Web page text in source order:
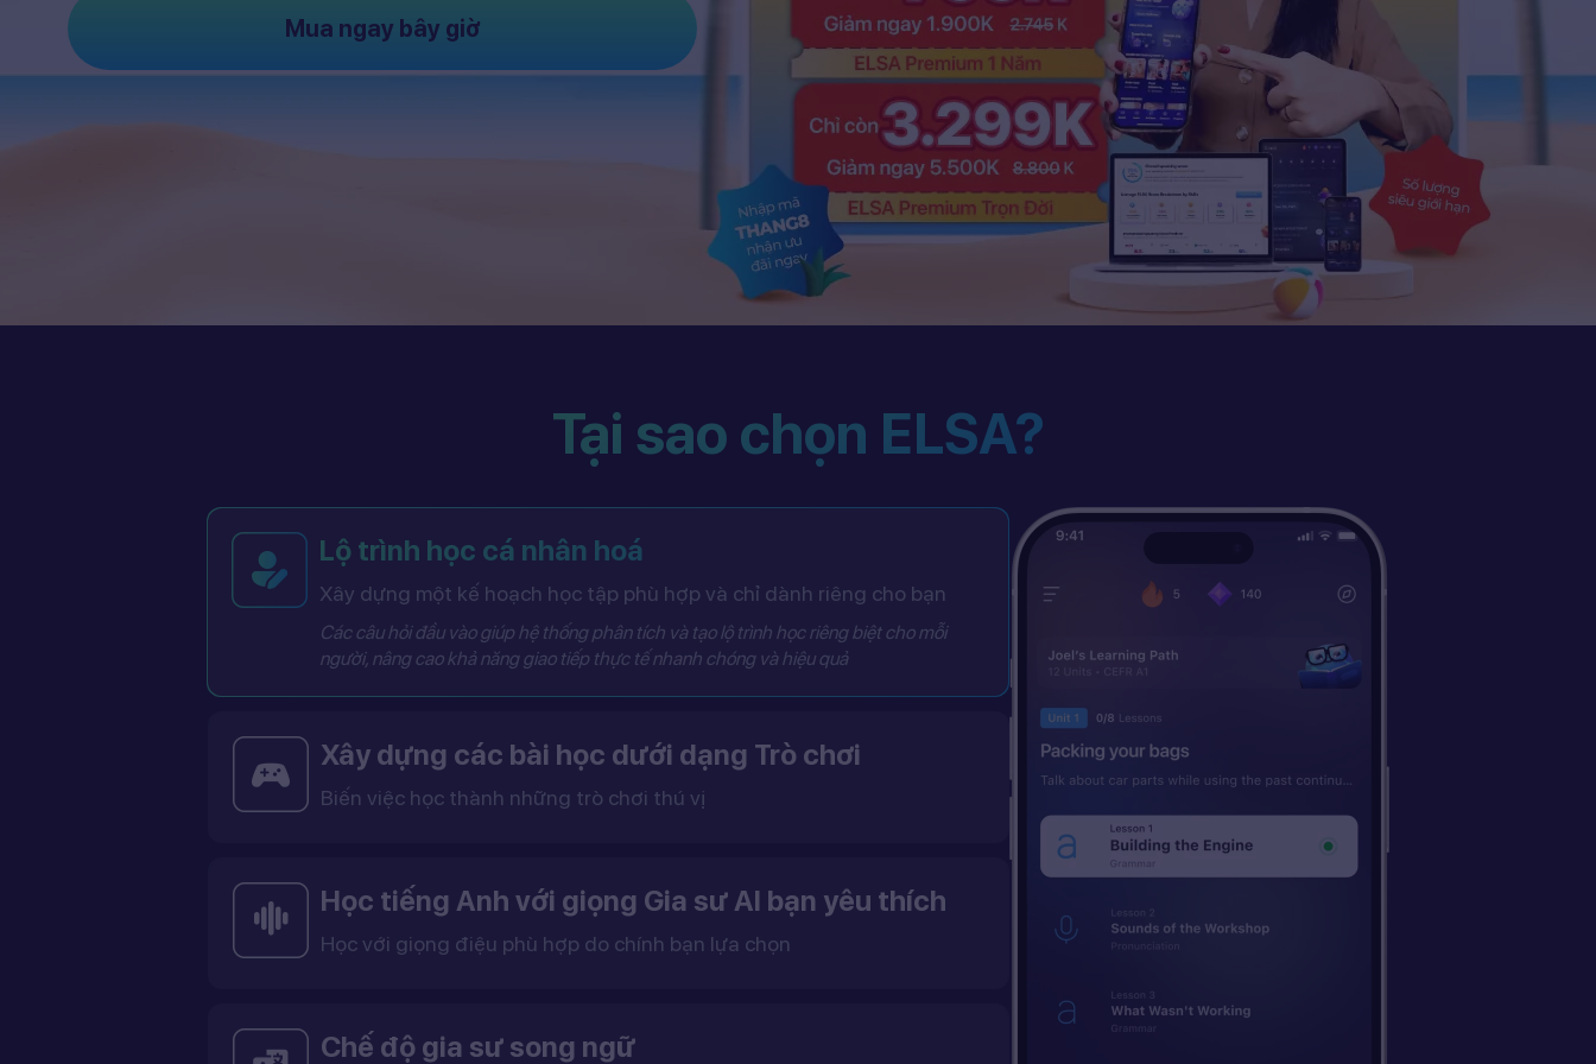
Mua ngay bây giờ
Tại sao chọn ELSA?
Lộ trình học cá nhân hoá
Xây dựng một kế hoạch học tập phù hợp và chỉ dành riêng cho bạn
Các câu hỏi đầu vào giúp hệ thống phân tích và tạo lộ trình học riêng biệt cho mỗi
người, nâng cao khả năng giao tiếp thực tế nhanh chóng và hiệu quả
Xây dựng các bài học dưới dạng Trò chơi
Biến việc học thành những trò chơi thú vị
Học tiếng Anh với giọng Gia sư AI bạn yêu thích
Học với giọng điệu phù hợp do chính bạn lựa chọn
Chế độ gia sư song ngữ